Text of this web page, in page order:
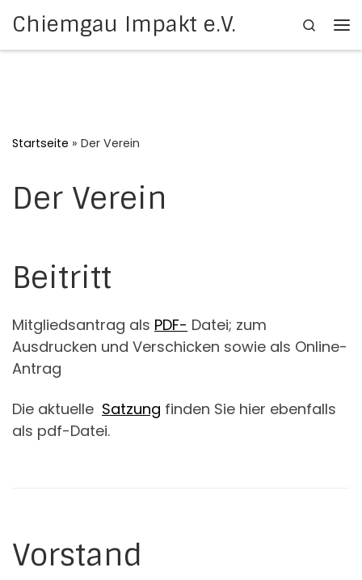
Zum Inhalt springen
Chiemgau Impakt e.V.
Search
Startseite » Der Verein
Der Verein
Beitritt
Mitgliedsantrag als PDF- Datei; zum
Ausdrucken und Verschicken sowie als Online-
Antrag
Die aktuelle Satzung finden Sie hier ebenfalls
als pdf-Datei.
Vorstand